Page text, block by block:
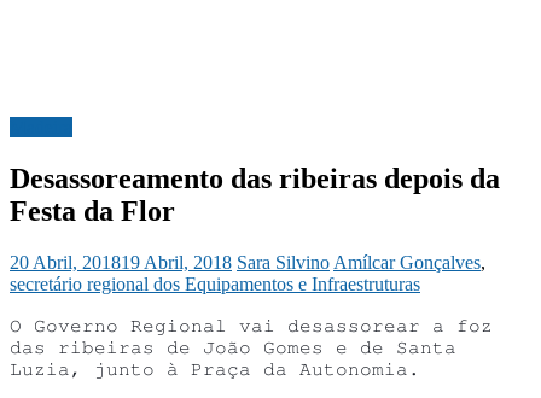
Desassoreamento das ribeiras depois da
Festa da Flor
20 Abril, 201819 Abril, 2018 Sara Silvino Amílcar Gonçalves,
secretário regional dos Equipamentos e Infraestruturas
O Governo Regional vai desassorear a foz
das ribeiras de João Gomes e de Santa
Luzia, junto à Praça da Autonomia.